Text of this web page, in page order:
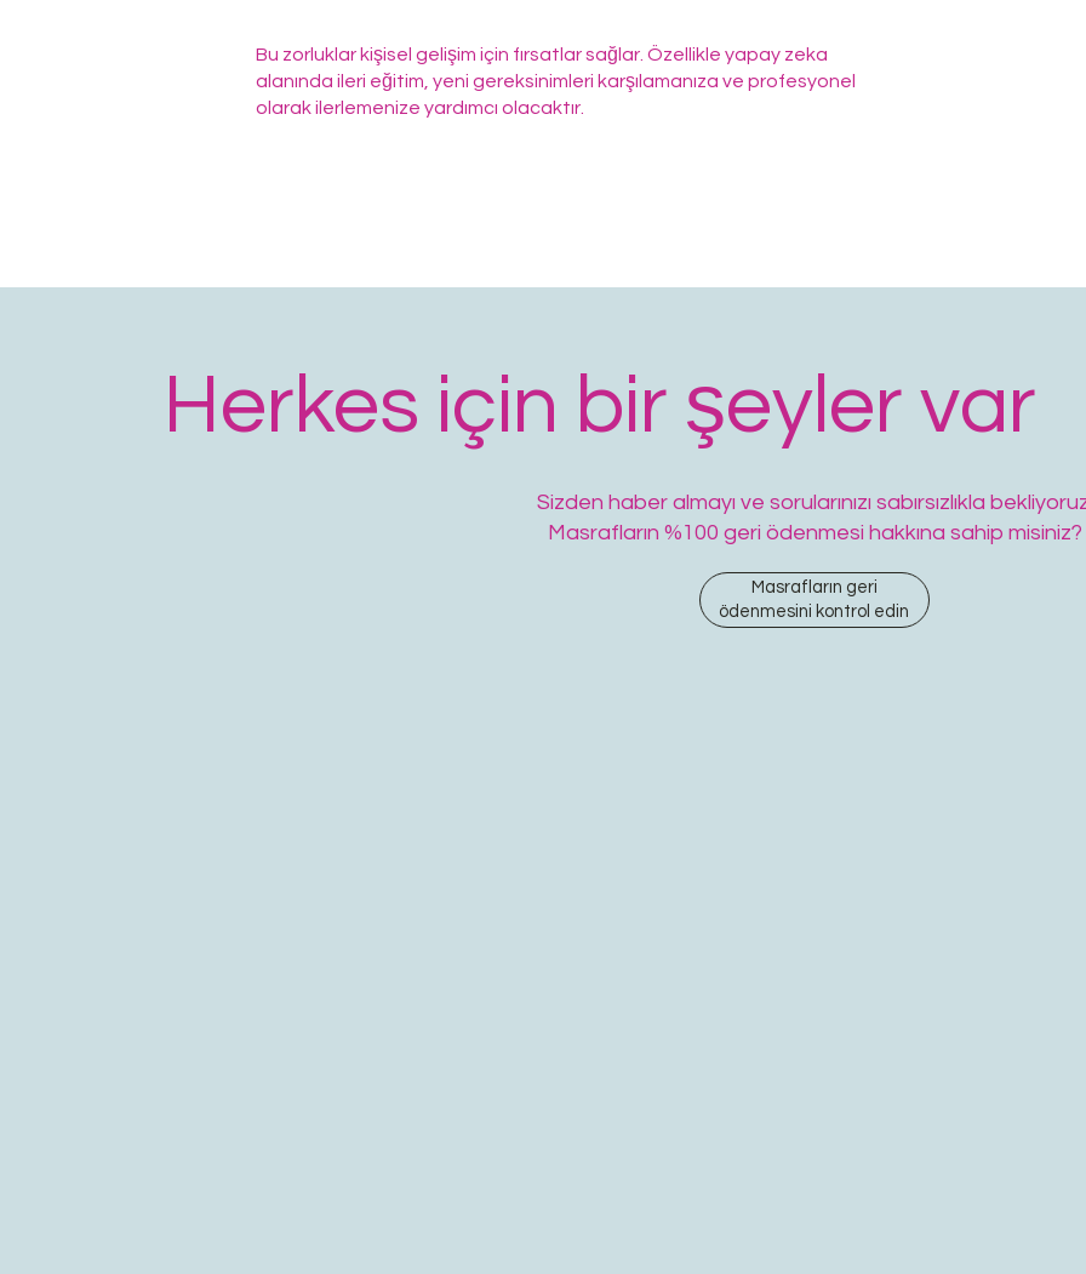
Bu zorluklar kişisel gelişim için fırsatlar sağlar. Özellikle yapay zeka
alanında ileri eğitim, yeni gereksinimleri karşılamanıza ve profesyonel
olarak ilerlemenize yardımcı olacaktır.
Herkes için bir şeyler var
Sizden haber almayı ve sorularınızı sabırsızlıkla
Masrafların %100 geri ödenmesi hakkına sahip misiniz?
Masrafların geri
ödenmesini kontrol edin